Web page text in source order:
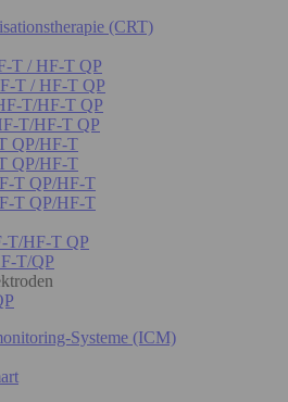
(CRT)
T / HF-T QP
T / HF-T QP
T/HF-T QP
T/HF-T QP
QP/HF-T
QP/HF-T
T QP/HF-T
T QP/HF-T
T/HF-T QP
T/QP
Systeme (ICM)